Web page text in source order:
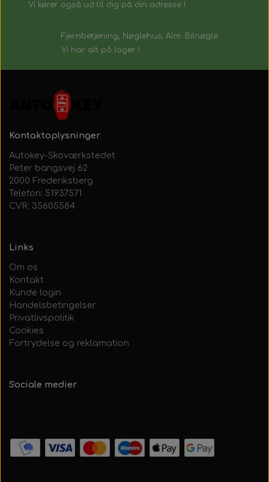
Vi kører også ud til dig på din adresse !
Fjernbetjening, Nøglehus, Alm. Bilnøgle
Vi har alt på lager !
Kontaktoplysninger
Autokey-Skoværkstedet
Peter bangsvej 62
2000 Frederiksberg
Telefon: 51937571
CVR: 35605584
Links
Om os
Kontakt
Kunde login
Handelsbetingelser
Privatlivspolitik
Cookies
Fortrydelse og reklamation
Sociale medier